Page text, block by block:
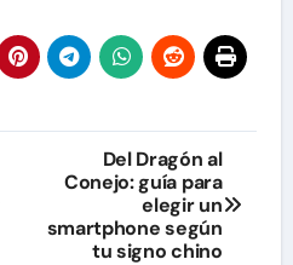
Del Dragón al
Conejo: guía para
elegir un
smartphone según
tu signo chino